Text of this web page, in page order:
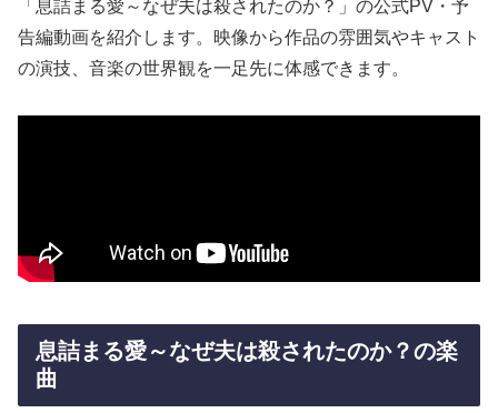
「息詰まる愛～なぜ夫は殺されたのか？」の公式PV・予
告編動画を紹介します。映像から作品の雰囲気やキャスト
の演技、音楽の世界観を一足先に体感できます。
息詰まる愛～なぜ夫は殺されたのか？の楽
曲